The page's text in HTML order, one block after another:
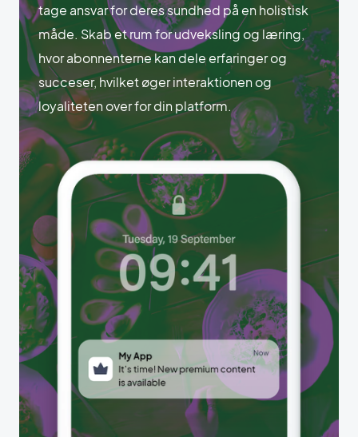
tage ansvar for deres sundhed på en holistisk
måde. Skab et rum for udveksling og læring,
hvor abonnenterne kan dele erfaringer og
succeser, hvilket øger interaktionen og
loyaliteten over for din platform.